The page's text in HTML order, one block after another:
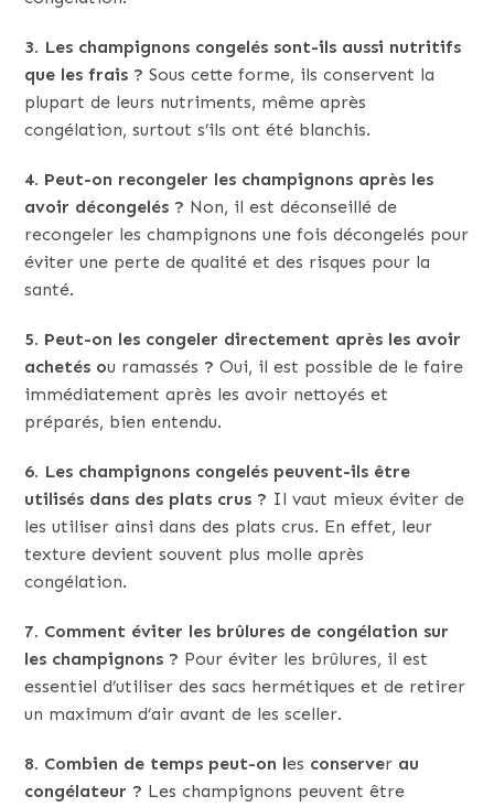
3. Les champignons congelés sont-ils aussi nutritifs
que les frais ? Sous cette forme, ils conservent la
plupart de leurs nutriments, même après
congélation, surtout s’ils ont été blanchis.
4. Peut-on recongeler les champignons après les
avoir décongelés ? Non, il est déconseillé de
recongeler les champignons une fois décongelés pour
éviter une perte de qualité et des risques pour la
santé.
5. Peut-on les congeler directement après les avoir
achetés ou ramassés ? Oui, il est possible de le faire
immédiatement après les avoir nettoyés et
préparés, bien entendu.
6. Les champignons congelés peuvent-ils être
utilisés dans des plats crus ? Il vaut mieux éviter de
les utiliser ainsi dans des plats crus. En effet, leur
texture devient souvent plus molle après
congélation.
7. Comment éviter les brûlures de congélation sur
les champignons ? Pour éviter les brûlures, il est
essentiel d’utiliser des sacs hermétiques et de retirer
un maximum d’air avant de les sceller.
8. Combien de temps peut-on les conserver au
congélateur ? Les champignons peuvent être